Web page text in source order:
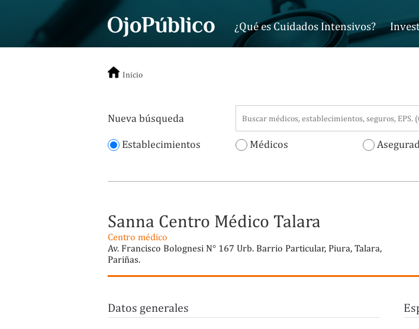
¿Qué es Cuidados Intensivos?
Inicio
Nueva búsqueda
Establecimientos Médicos
Sanna Centro Médico Talara
Centro médico
Av. Francisco Bolognesi N° 167 Urb. Barrio Particular, Piura, Talara,
Pariñas.
Datos generales